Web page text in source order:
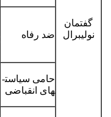
گفتمان
نولیبرال
ضد رفاه
حامی سیاست­
های انقباضی